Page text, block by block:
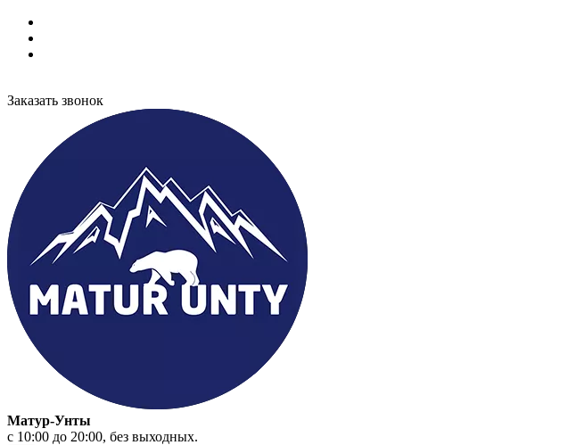
Заказать звонок
Матур-Унты
с 10:00 до 20:00, без выходных.